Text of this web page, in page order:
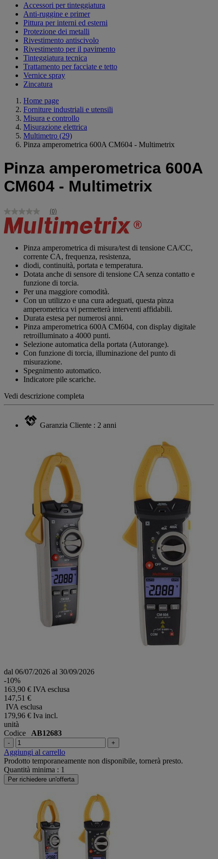
Accessori per tinteggiatura
Anti-ruggine e primer
Pittura per interni ed esterni
Protezione dei metalli
Rivestimento antiscivolo
Rivestimento per il pavimento
Tinteggiatura tecnica
Trattamento per facciate e tetto
Vernice spray
Zincatura
Home page
Forniture industriali e utensili
Misura e controllo
Misurazione elettrica
Multimetro (29)
Pinza amperometrica 600A CM604 - Multimetrix
Pinza amperometrica 600A
CM604 - Multimetrix
Nessuna
valutazione
Stesso
pagina.
(0)
Pinza amperometrica di misura/test di tensione CA/CC,
corrente CA, frequenza, resistenza,
diodi, continuità, portata e temperatura.
Dotata anche di sensore di tensione CA senza contatto e
funzione di torcia.
Per una maggiore comodità.
Con un utilizzo e una cura adeguati, questa pinza
amperometrica vi permetterà interventi affidabili.
Durata estesa per numerosi anni.
Pinza amperometrica 600A CM604, con display digitale
retroilluminato a 4000 punti.
Selezione automatica della portata (Autorange).
Con funzione di torcia, illuminazione del punto di
misurazione.
Spegnimento automatico.
Indicatore pile scariche.
Vedi descrizione completa
Garanzia Cliente : 2 anni
dal 06/07/2026 al 30/09/2026
-10%
163,90 € IVA esclusa
147,51 €
IVA esclusa
179,96 € Iva incl.
unità
Codice AB12683
- +
Aggiungi al carrello
Prodotto temporaneamente non disponibile, tornerà presto.
Quantità minima : 1
Per richiedere un'offerta